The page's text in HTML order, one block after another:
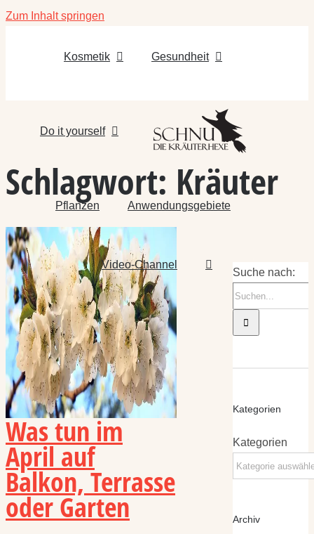
Zum Inhalt springen
Kosmetik Gesundheit
Do it yourself
Pflanzen Anwendungsgebiete
Video-Channel
Schlagwort: Kräuter
Was tun im
April auf
Balkon, Terrasse
oder Garten
Suche nach:
Kategorien
Kategorien
Archiv